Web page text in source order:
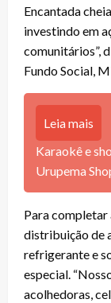
Encantada
investindo em
comunitários”,
Fundo Social,
Leia mais
Karaokê e
Urupema
Para completar
distribuição de
refrigerante e
especial.
acolhedoras,